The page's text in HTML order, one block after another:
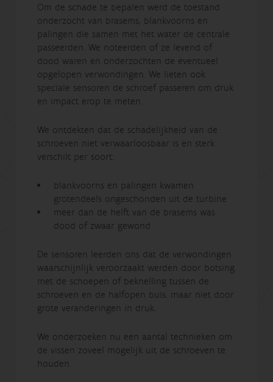
Om de schade te bepalen werd de toestand
onderzocht van brasems, blankvoorns en
palingen die samen met het water de centrale
passeerden. We noteerden of ze levend of
dood waren en onderzochten de eventueel
opgelopen verwondingen. We lieten ook
speciale sensoren de schroef passeren om druk
en impact erop te meten.
We ontdekten dat de schadelijkheid van de
schroeven niet verwaarloosbaar is en sterk
verschilt per soort:
blankvoorns en palingen kwamen
grotendeels ongeschonden uit de turbine
meer dan de helft van de brasems was
dood of zwaar gewond
De sensoren leerden ons dat de verwondingen
waarschijnlijk veroorzaakt werden door botsing
met de schoepen of beknelling tussen de
schroeven en de halfopen buis, maar niet door
grote veranderingen in druk.
We onderzoeken nu een aantal technieken om
de vissen zoveel mogelijk uit de schroeven te
houden.